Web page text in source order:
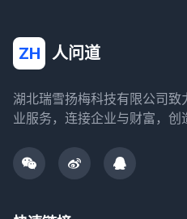
ZH 人问道
湖北瑞雪扬梅科技有限公司
业服务，连接企业与财富，创